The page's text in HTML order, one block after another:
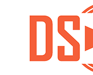
hovedindhold